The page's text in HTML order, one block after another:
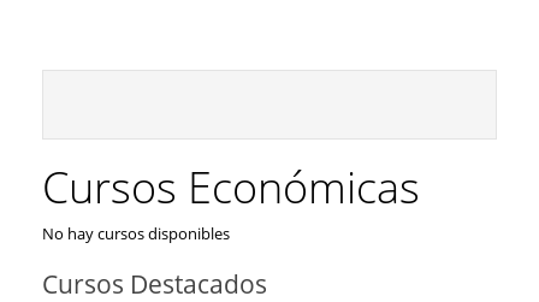
Cursos Económicas
No hay cursos disponibles
Cursos Destacados